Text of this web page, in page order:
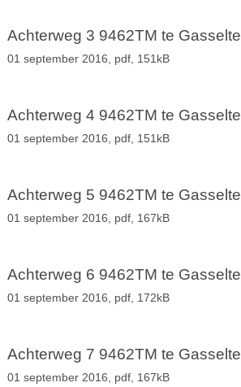
Achterweg 3 9462TM te Gasselte
01 september 2016, pdf, 151kB
Achterweg 4 9462TM te Gasselte
01 september 2016, pdf, 151kB
Achterweg 5 9462TM te Gasselte
01 september 2016, pdf, 167kB
Achterweg 6 9462TM te Gasselte
01 september 2016, pdf, 172kB
Achterweg 7 9462TM te Gasselte
01 september 2016, pdf, 167kB